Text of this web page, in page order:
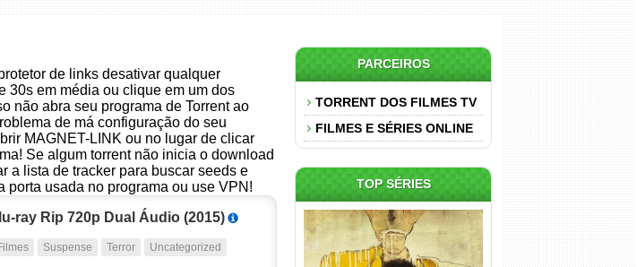
de links desativar qualquer
30s em média ou clique em um dos
não abra seu programa de Torrent ao
de má configuração do seu
MAGNET-LINK ou no lugar de clicar
Se algum torrent não inicia o download
a lista de tracker para buscar seeds e
porta usada no programa ou use VPN!
ray Rip 720p Dual Áudio (2015)
Suspense Terror Uncategorized
PARCEIROS
TORRENT DOS FILMES TV
FILMES E SÉRIES ONLINE
TOP SÉRIES